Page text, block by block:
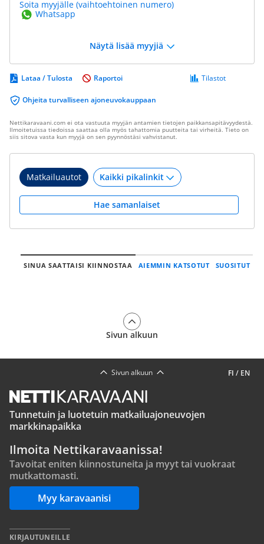
Soita myyjälle (vaihtoehtoinen numero)
Whatsapp
Näytä lisää myyjiä
Lataa / Tulosta
Ohjeita turvalliseen ajoneuvokauppaan
Tilastot
Raportoi
Nettikaravaani.com ei ota vastuuta myyjän antamien tietojen paikkansapitävyydestä.
Ilmoitetuissa tiedoissa saattaa olla myös tahattomia puutteita tai virheitä. Tieto on
siis sitova vasta kun myyjä on sen pyynnöstäsi vahvistanut.
Matkailuautot
Hae samanlaiset
SINUA SAATTAISI KIINNOSTAA AIEMMIN KATSOTUT SUOSITUT
Sivun alkuun
FI / EN
Sivun alkuun
Tunnetuin ja luotetuin matkailuajoneuvojen
markkinapaikka
Ilmoita Nettikaravaanissa!
Tavoitat eniten kiinnostuneita ja myyt tai vuokraat
mutkattomasti.
Myy karavaanisi
KIRJAUTUNEILLE